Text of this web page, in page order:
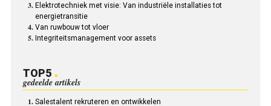
Elektrotechniek met visie: Van industriële installaties tot
energietransitie
Van ruwbouw tot vloer
Integriteitsmanagement voor assets
TOP5
gedeelde artikels
Salestalent rekruteren en ontwikkelen